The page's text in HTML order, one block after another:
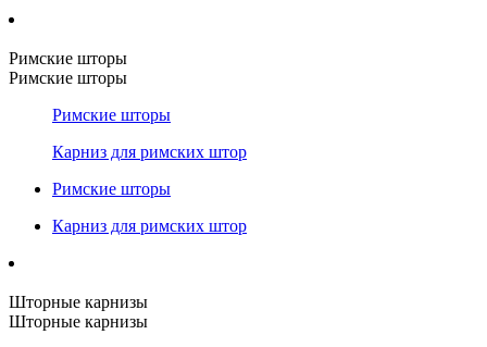
Римские шторы
Римские шторы
Римские шторы
Карниз для римских штор
Римские шторы
Карниз для римских штор
Шторные карнизы
Шторные карнизы